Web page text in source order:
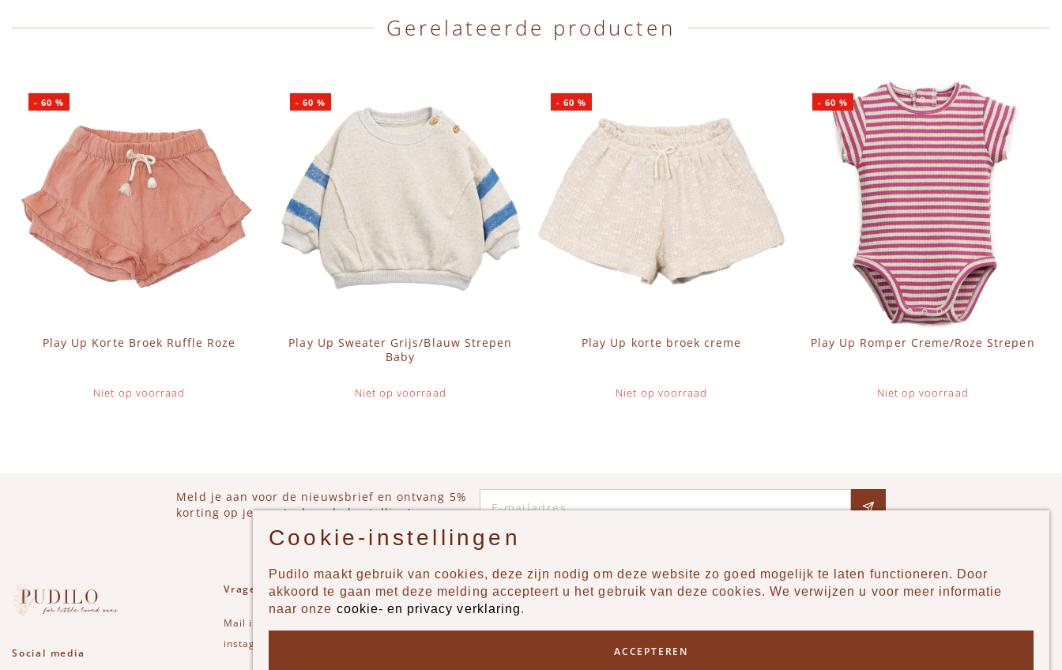
Gerelateerde producten
Play Up Korte Broek Ruffle Roze
Niet op voorraad
-60 %
Play Up Sweater Grijs/Blauw Strepen
Baby
Niet op voorraad
- 60 %
Play Up korte broek creme
Niet op voorraad
-60 %
Play Up Romper Creme/Roze Strepen
Niet op voorraad
- 60 %
Meld je aan voor de nieuwsbrief en ontvang 5%
korting op je eerstvolgende bestelling!
Social media
Vragen of opmerkingen?
Mail info@pudilo.nl
instagram
Producten Pudilo
Cookie-instellingen
Pudilo maakt gebruik van cookies, deze zijn nodig om deze website zo goed mogelijk te laten functioneren. Door
akkoord te gaan met deze melding accepteert u het gebruik van deze cookies. We verwijzen u voor meer informatie
naar onze cookie- en privacy verklaring.
ACCEPTEREN